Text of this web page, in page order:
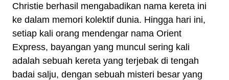
Christie berhasil mengabadikan nama kereta ini
ke dalam memori kolektif dunia. Hingga hari ini,
setiap kali orang mendengar nama Orient
Express, bayangan yang muncul sering kali
adalah sebuah kereta yang terjebak di tengah
badai salju, dengan sebuah misteri besar yang